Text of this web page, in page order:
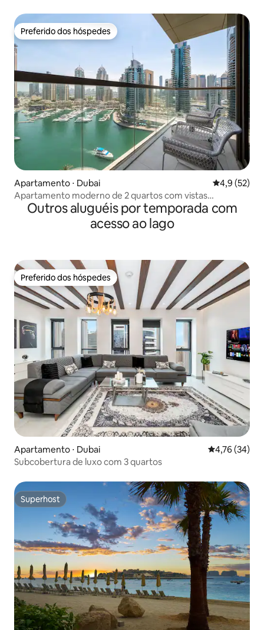
Preferido dos hóspedes
Preferido dos hóspedes
Apartamento ⋅ Dubai 4,9 de uma
4,9 (52)
Apartamento moderno de 2 quartos com vistas
deslumbrantes para a marina
Outros aluguéis por temporada com
acesso ao lago
Preferido dos hóspedes
Preferido dos hóspedes
Apartamento ⋅ Dubai 4,76 de uma
4,76 (34)
Subcobertura de luxo com 3 quartos
Superhost
Superhost